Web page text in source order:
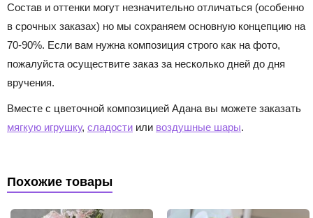
Состав и оттенки могут незначительно отличаться (особенно
в срочных заказах) но мы сохраняем основную концепцию на
70-90%. Если вам нужна композиция строго как на фото,
пожалуйста осуществите заказ за несколько дней до дня
вручения.
Вместе с цветочной композицией Адана вы можете заказать
мягкую игрушку, сладости или воздушные шары.
Похожие товары